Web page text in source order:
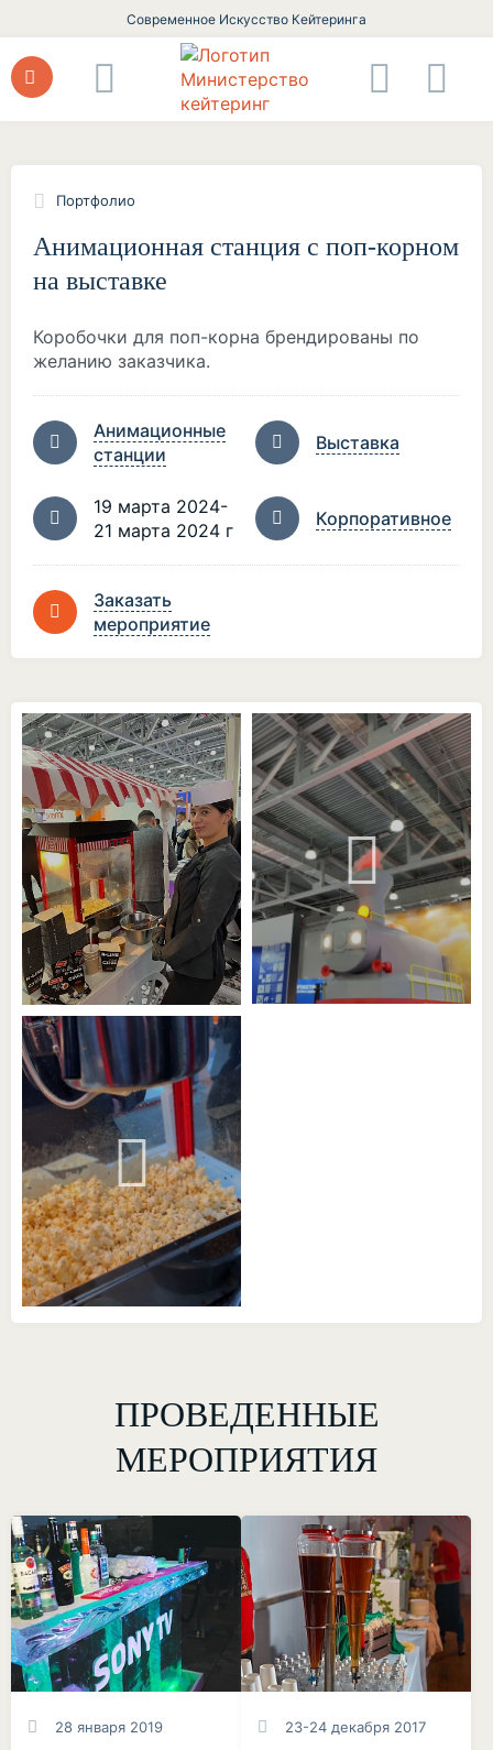
Современное Искусство Кейтеринга
Портфолио
Анимационная станция с поп-корном
на выставке
Коробочки для поп-корна брендированы по
желанию заказчика.
Анимационные
станции
Выставка
19 марта 2024-
21 марта 2024 г
Корпоративное
Заказать
мероприятие
ПРОВЕДЕННЫЕ
МЕРОПРИЯТИЯ
28 января 2019 23-24 декабря 2017